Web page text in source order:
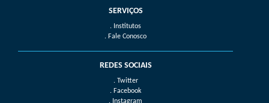
SERVIÇOS
. Institutos
. Fale Conosco
REDES SOCIAIS
. Twitter
. Facebook
. Instagram